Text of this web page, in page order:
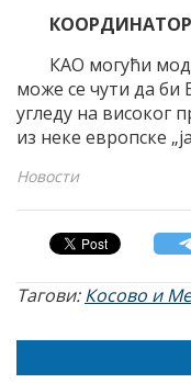
КООРДИНАТОР
КАО могући
може се чути да би
угледу на високог
из неке европске
Новости
Тагови:Косово и